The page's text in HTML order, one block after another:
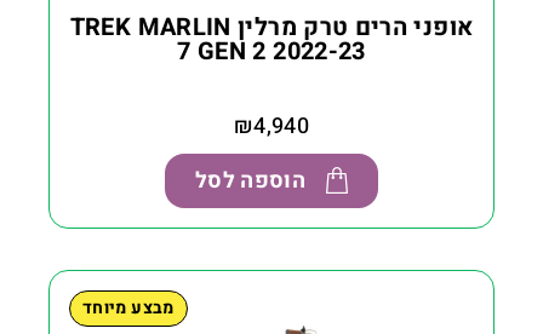
אופני הרים טרק מרלין TREK MARLIN
7 GEN 2 2022-23
₪4,940
הוספה לסל
מבצע מיוחד